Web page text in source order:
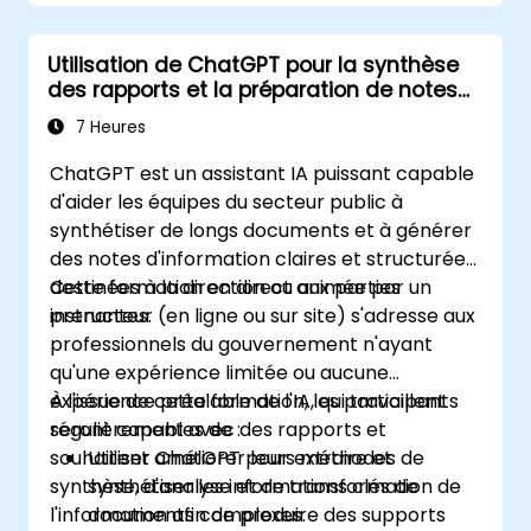
Utilisation de ChatGPT pour la synthèse
des rapports et la préparation de notes
d'information
7 Heures
ChatGPT est un assistant IA puissant capable
d'aider les équipes du secteur public à
synthétiser de longs documents et à générer
des notes d'information claires et structurées
destinées à la direction ou aux parties
prenantes.
Cette formation en direct animée par un
instructeur (en ligne ou sur site) s'adresse aux
professionnels du gouvernement n'ayant
qu'une expérience limitée ou aucune
expérience préalable de l'IA, qui travaillent
régulièrement avec des rapports et
souhaitent améliorer leurs méthodes de
synthèse, d'analyse et de transformation de
l'information afin de produire des supports
À l'issue de cette formation, les participants
seront capables de :
Utiliser ChatGPT pour extraire et
synthétiser les informations clés de
documents complexes.